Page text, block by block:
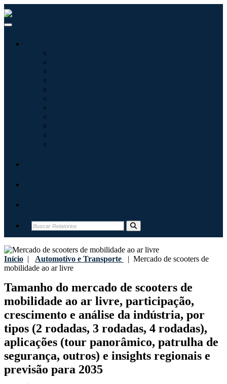
Início | Automotivo e Transporte | Mercado de scooters de
mobilidade ao ar livre
Tamanho do mercado de scooters de
mobilidade ao ar livre, participação,
crescimento e análise da indústria, por
tipos (2 rodadas, 3 rodadas, 4 rodadas),
aplicações (tour panorâmico, patrulha de
segurança, outros) e insights regionais e
previsão para 2035